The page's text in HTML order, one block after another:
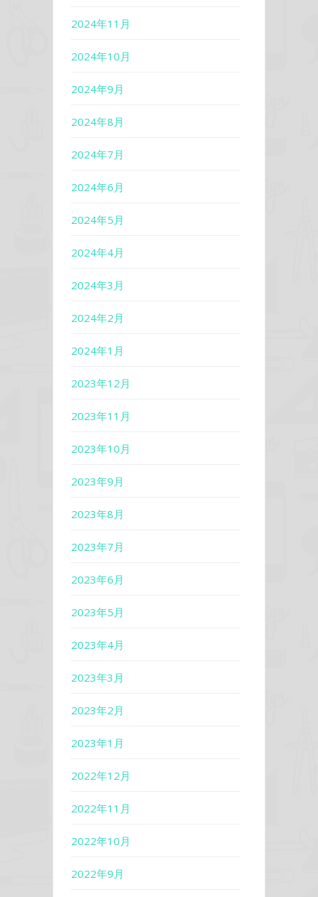
2024年11月
2024年10月
2024年9月
2024年8月
2024年7月
2024年6月
2024年5月
2024年4月
2024年3月
2024年2月
2024年1月
2023年12月
2023年11月
2023年10月
2023年9月
2023年8月
2023年7月
2023年6月
2023年5月
2023年4月
2023年3月
2023年2月
2023年1月
2022年12月
2022年11月
2022年10月
2022年9月